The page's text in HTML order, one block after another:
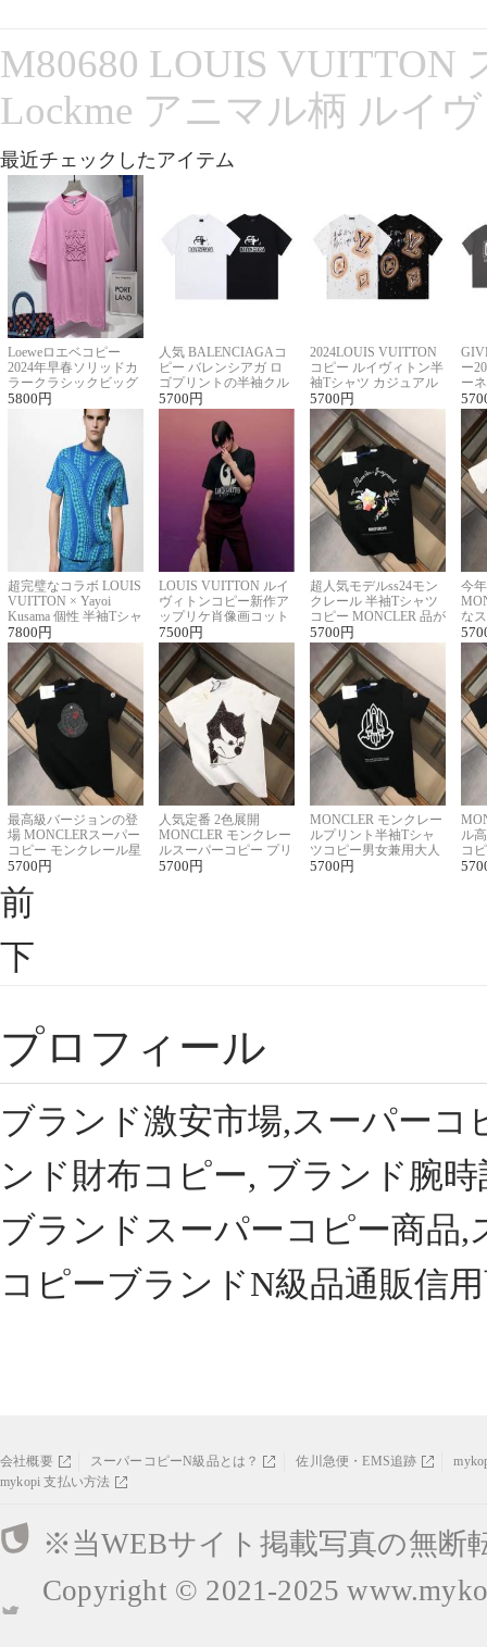
M80680 LOUIS VUITTON
Lockme アニマル柄 ルイ
最近チェックしたアイテム
Loeweロエベコピー
2024年早春ソリッドカ
ラークラシックビッグ
ロゴ刺繍Tシャツ
5800 円
人気 BALENCIAGAコ
ピー バレンシアガ ロ
ゴプリントの半袖クル
ーネックTシャツ
5700 円
2024LOUIS VUITTON
コピー ルイヴィトン半
袖Tシャツ カジュアル
に馴染む 2色展開
5700 円
ー
ー
ー
超完璧なコラボ LOUIS
VUITTON × Yayoi
Kusama 個性 半袖Tシャ
ツコピー男女兼用
7800 円
LOUIS VUITTON ルイ
ヴィトンコピー新作ア
ップリケ肖像画コット
ンニット半袖Tシャツ
7500 円
超人気モデルss24モン
クレール 半袖Tシャツ
コピー MONCLER 品が
良く見た目
5700 円
今
な
ル
最高級バージョンの登
場 MONCLERスーパー
コピー モンクレール星
座半袖Tシャツ
5700 円
人気定番 2色展開
MONCLER モンクレー
ルスーパーコピー プリ
ント半袖Tシャツ
5700 円
MONCLER モンクレー
ルプリント半袖Tシャ
ツコピー男女兼用大人
可愛い春夏コーデ
5700 円
ル
コ
ィ
前
下
プロフィール
ブランド激安市場,スーパー
ンド財布コピー, ブランド腕
ブランドスーパーコピー商品
コピーブランドN級品通販信
会社概要 スーパーコピーN級品とは？ 佐川急便・EMS追跡
mykopi 支払い方法
※当WEBサイト掲載写真の無断
Copyright © 2021-2025